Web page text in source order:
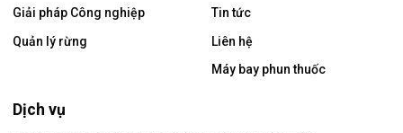
Giải pháp Công nghiệp
Quản lý rừng
Dịch vụ
Tin tức
Liên hệ
Máy bay phun thuốc